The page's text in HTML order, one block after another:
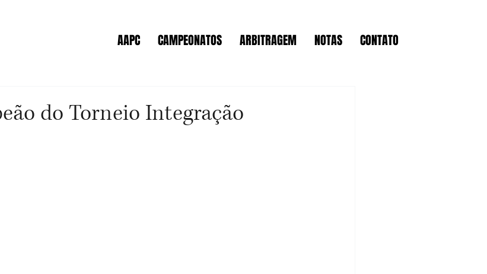
AAPC CAMPEONATOS ARBITRAGEM NOTAS CONTATO
do Torneio Integração